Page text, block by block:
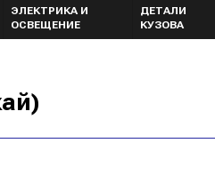
ЭЛЕКТРИКА И
ОСВЕЩЕНИЕ
ДЕТАЛИ
КУЗОВА